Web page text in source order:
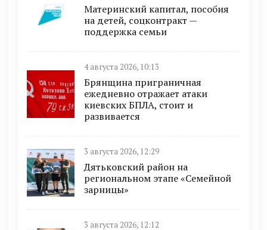
Материнский капитал, пособия
на детей, соцконтракт —
поддержка семьи
4 августа 2026, 10:13
Брянщина приграничная
ежедневно отражает атаки
киевских БПЛА, стоит и
развивается
3 августа 2026, 12:29
Дятьковский район на
региональном этапе «Семейной
зарницы»
3 августа 2026, 12:12